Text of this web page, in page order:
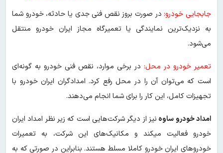
جابجایی خودرو: در صورت بروز نقص فنی جدی یا حادثه، خودرو شما
به نزدیک‌ترین نمایندگی یا تعمیرگاه مجاز ایران خودرو منتقل
می‌شود.
تعمیر خودرو در محل: در برخی موارد، نقص فنی خودرو به گونه‌ای
است که می‌توان آن را در محل رفع کرد. امدادگران ایران خودرو با
تجهیزات کامل، این کار را برای شما انجام می‌دهند.
امداد خودرو ساوه نیز از دیگر شرکت‌هایی است که زیر نظر امداد ایران
خودرو فعالیت میکند و مکانیک‌های این شرکت، به تعمیرات
خودروهای ایران خودرو کاملا مسلط هستند. بنابراین در صورتی که به